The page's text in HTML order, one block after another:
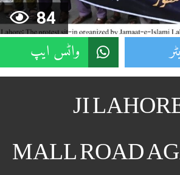
84
واٹس ایپ
JI
MALL ROAD